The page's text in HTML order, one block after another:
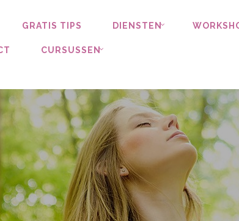
GRATIS TIPS DIENSTEN
CURSUSSEN